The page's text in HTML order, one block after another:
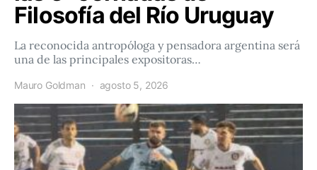
Filosofía del Río Uruguay
La reconocida antropóloga y pensadora argentina será
una de las principales expositoras…
Mauro Goldman agosto 5, 2026